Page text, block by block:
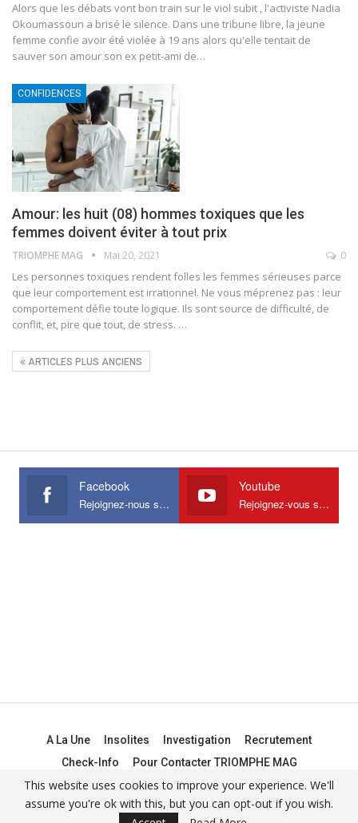
Alors que les débats vont bon train sur le viol subit , l'activiste Nadia
Okoumassoun a brisé le silence. Dans une tribune libre, la jeune
femme confie avoir été violée à 19 ans alors qu'elle tentait de
sauver son amour son ex petit-ami de…
CONFIDENCES
Amour: les huit (08) hommes toxiques que les
femmes doivent éviter à tout prix
TRIOMPHE MAG Mai 20, 2021 0
Les personnes toxiques rendent folles les femmes sérieuses parce
que leur comportement est irrationnel. Ne vous méprenez pas : leur
comportement défie toute logique. Ils sont source de difficulté, de
conflit, et, pire que tout, de stress. …
ARTICLES PLUS ANCIENS
Facebook
Rejoignez-nous sur Facebook
Youtube
Rejoignez-vous sur Youtube
A La Une Insolites Investigation
Recrutement
Check-Info
Pour Contacter TRIOMPHE MAG
© 2021 -Triomphe Mag
This website uses cookies to improve your experience. We'll
assume you're ok with this, but you can opt-out if you wish.